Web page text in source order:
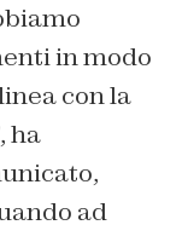
in modo
con la
ha
ad